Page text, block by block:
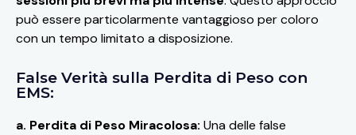
può essere particolarmente vantaggioso per coloro
con un tempo limitato a disposizione.
False Verità sulla Perdita di Peso con
EMS:
a. Perdita di Peso Miracolosa: Una delle false